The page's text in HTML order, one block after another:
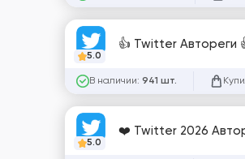
5.0
👍 Twitter Автореги
В наличии: 941 шт.
5.0
❤️ Twitter 2026